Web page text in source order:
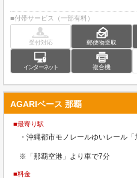
■付帯サービス（一部有料）
受付対応 郵便物受取
インターネット 複合機
AGARIベース 那覇
■最寄り駅
・沖縄都市モノレールゆいレール
※「那覇空港」より車で7分
■料金